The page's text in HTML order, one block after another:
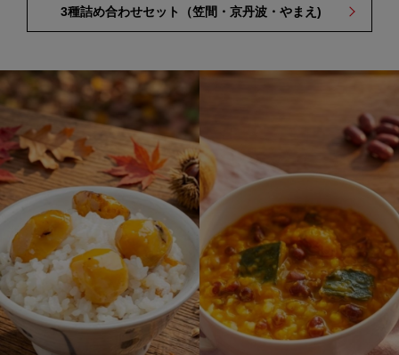
3種詰め合わせセット（笠間・京丹波・やまえ)